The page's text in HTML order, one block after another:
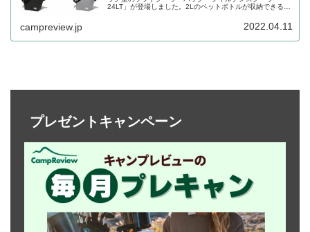
24LT」が登場しました。2Lのペットボトルが収納できる、
campreview.jp 2022.04.11
プレゼントキャンペーン